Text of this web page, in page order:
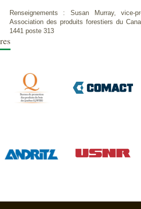
Renseignements : Susan Murray, vice-
Association des produits forestiers du
1441 poste 313